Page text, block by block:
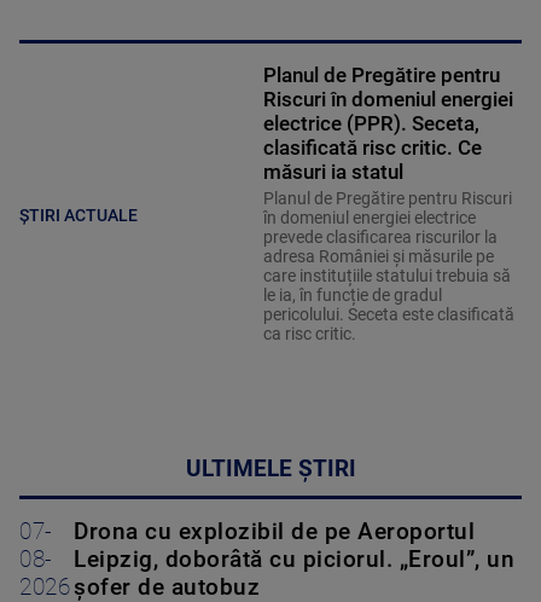
ȘTIRI ACTUALE
Planul de Pregătire pentru
Riscuri în domeniul energiei
electrice (PPR). Seceta,
clasificată risc critic. Ce
măsuri ia statul
Planul de Pregătire pentru Riscuri
în domeniul energiei electrice
prevede clasificarea riscurilor la
adresa României și măsurile pe
care instituțiile statului trebuia să
le ia, în funcție de gradul
pericolului. Seceta este clasificată
ca risc critic.
ULTIMELE ȘTIRI
07-
08-
2026
Drona cu explozibil de pe Aeroportul
Leipzig, doborâtă cu piciorul. „Eroul”, un
șofer de autobuz